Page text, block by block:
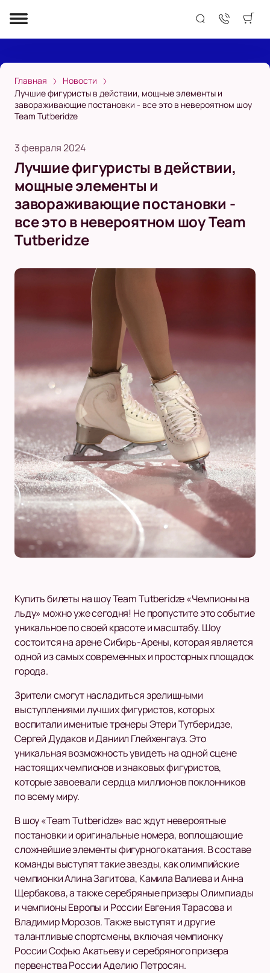
Главная
Новости
Лучшие фигуристы в действии, мощные элементы и
завораживающие постановки - все это в невероятном шоу
Team Tutberidze
3 февраля 2024
Лучшие фигуристы в действии,
мощные элементы и
завораживающие постановки -
все это в невероятном шоу Team
Tutberidze
Купить билеты на шоу Team Tutberidze «Чемпионы на
льду» можно уже сегодня! Не пропустите это событие
уникальное по своей красоте и масштабу. Шоу
состоится на арене Сибирь-Арены, которая является
одной из самых современных и просторных площадок
города.
Зрители смогут насладиться зрелищными
выступлениями лучших фигуристов, которых
воспитали именитые тренеры Этери Тутберидзе,
Сергей Дудаков и Даниил Глейхенгауз. Это
уникальная возможность увидеть на одной сцене
настоящих чемпионов и знаковых фигуристов,
которые завоевали сердца миллионов поклонников
по всему миру.
В шоу «Team Tutberidze» вас ждут невероятные
постановки и оригинальные номера, воплощающие
сложнейшие элементы фигурного катания. В составе
команды выступят такие звезды, как олимпийские
чемпионки Алина Загитова, Камила Валиева и Анна
Щербакова, а также серебряные призеры Олимпиады
и чемпионы Европы и России Евгения Тарасова и
Владимир Морозов. Также выступят и другие
талантливые спортсмены, включая чемпионку
России Софью Акатьеву и серебряного призера
первенства России Аделию Петросян.